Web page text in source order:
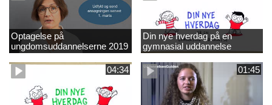
Optagelse på
ungdomsuddannelserne 2019
Din nye hverdag på en
gymnasial uddannelse
04:34 01:45